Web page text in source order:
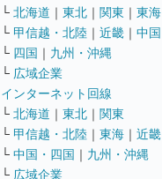
└ 北海道 ｜ 東北 ｜ 関東 ｜ 東海
└ 甲信越・北陸 ｜ 近畿 ｜ 中国
└ 四国 ｜ 九州・沖縄
└ 広域企業
インターネット回線
└ 北海道 ｜ 東北 ｜ 関東
└ 甲信越・北陸 ｜ 東海 ｜ 近畿
└ 中国・四国 ｜ 九州・沖縄
└ 広域企業